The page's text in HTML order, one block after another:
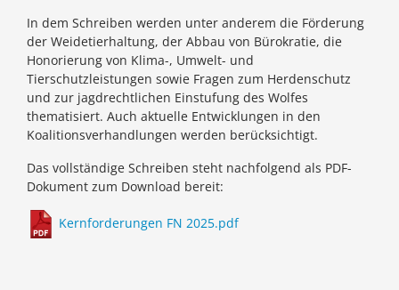
In dem Schreiben werden unter anderem die Förderung
der Weidetierhaltung, der Abbau von Bürokratie, die
Honorierung von Klima-, Umwelt- und
Tierschutzleistungen sowie Fragen zum Herdenschutz
und zur jagdrechtlichen Einstufung des Wolfes
thematisiert. Auch aktuelle Entwicklungen in den
Koalitionsverhandlungen werden berücksichtigt.
Das vollständige Schreiben steht nachfolgend als PDF-
Dokument zum Download bereit:
Kernforderungen FN 2025.pdf